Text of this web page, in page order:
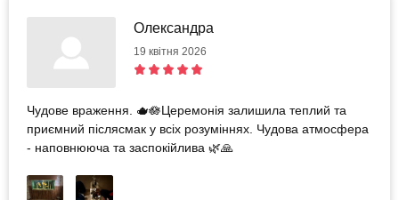
Олександра
19 квітня 2026
Чудове враження. 🫖🪷Церемонія залишила теплий та
приємний післясмак у всіх розуміннях. Чудова атмосфера
- наповнююча та заспокійлива 🌿🙏